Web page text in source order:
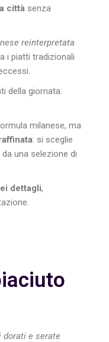
città senza
reinterpretata
i piatti tradizionali
della giornata:
milanese, ma
: si sceglie
una selezione di
dettagli,
dorati e serate